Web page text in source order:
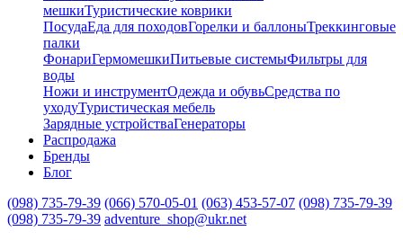
мешкиТуристические коврики
ПосудаЕда для походовГорелки и баллоныТреккинговые
палки
ФонариГермомешкиПитьевые системыФильтры для
воды
Ножи и инструментОдежда и обувьСредства по
уходуТуристическая мебель
Зарядные устройстваГенераторы
Распродажа
Бренды
Блог
(098) 735-79-39 (066) 570-05-01 (063) 453-57-07 (098) 735-79-39
(098) 735-79-39 adventure_shop@ukr.net